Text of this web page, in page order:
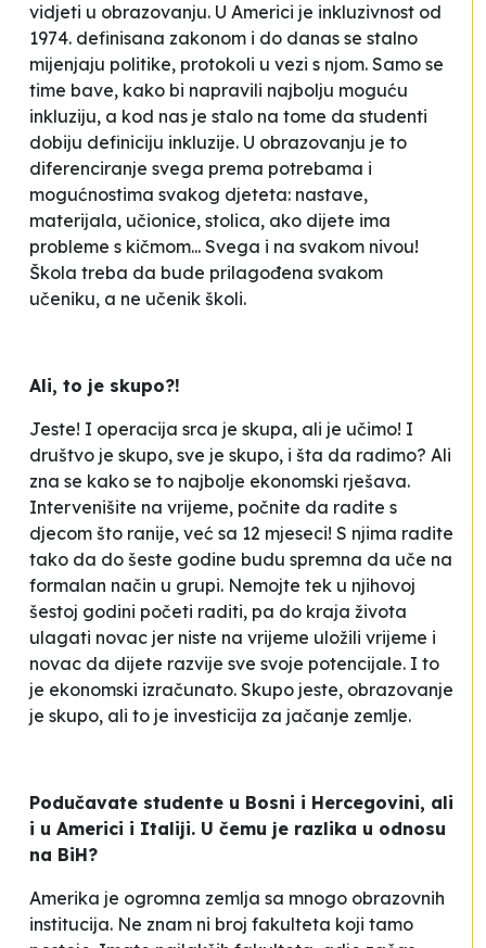
vidjeti u obrazovanju. U Americi je inkluzivnost od
1974. definisana zakonom i do danas se stalno
mijenjaju politike, protokoli u vezi s njom. Samo se
time bave, kako bi napravili najbolju moguću
inkluziju, a kod nas je stalo na tome da studenti
dobiju definiciju inkluzije. U obrazovanju je to
diferenciranje svega prema potrebama i
mogućnostima svakog djeteta: nastave,
materijala, učionice, stolica, ako dijete ima
probleme s kičmom... Svega i na svakom nivou!
Škola treba da bude prilagođena svakom
učeniku, a ne učenik školi.
Ali, to je skupo?!
Jeste! I operacija srca je skupa, ali je učimo! I
društvo je skupo, sve je skupo, i šta da radimo? Ali
zna se kako se to najbolje ekonomski rješava.
Intervenišite na vrijeme, počnite da radite s
djecom što ranije, već sa 12 mjeseci! S njima radite
tako da do šeste godine budu spremna da uče na
formalan način u grupi. Nemojte tek u njihovoj
šestoj godini početi raditi, pa do kraja života
ulagati novac jer niste na vrijeme uložili vrijeme i
novac da dijete razvije sve svoje potencijale. I to
je ekonomski izračunato. Skupo jeste, obrazovanje
je skupo, ali to je investicija za jačanje zemlje.
Podučavate studente u Bosni i Hercegovini, ali
i u Americi i Italiji. U čemu je razlika u odnosu
na BiH?
Amerika je ogromna zemlja sa mnogo obrazovnih
institucija. Ne znam ni broj fakulteta koji tamo